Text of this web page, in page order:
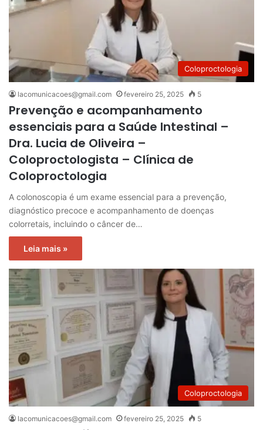
Coloproctologia
lacomunicacoes@gmail.com fevereiro 25, 2025 5
Prevenção e acompanhamento
essenciais para a Saúde Intestinal –
Dra. Lucia de Oliveira –
Coloproctologista – Clínica de
Coloproctologia
A colonoscopia é um exame essencial para a prevenção,
diagnóstico precoce e acompanhamento de doenças
colorretais, incluindo o câncer de…
Leia mais »
Coloproctologia
lacomunicacoes@gmail.com fevereiro 25, 2025 5